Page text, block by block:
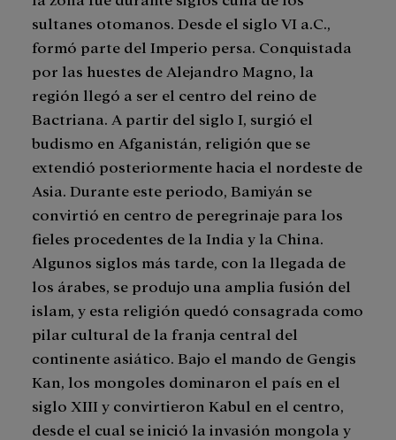
sultanes otomanos. Desde el siglo VI a.C.,
formó parte del Imperio persa. Conquistada
por las huestes de Alejandro Magno, la
región llegó a ser el centro del reino de
Bactriana. A partir del siglo I, surgió el
budismo en Afganistán, religión que se
extendió posteriormente hacia el nordeste de
Asia. Durante este periodo, Bamiyán se
convirtió en centro de peregrinaje para los
fieles procedentes de la India y la China.
Algunos siglos más tarde, con la llegada de
los árabes, se produjo una amplia fusión del
islam, y esta religión quedó consagrada como
pilar cultural de la franja central del
continente asiático. Bajo el mando de Gengis
Kan, los mongoles dominaron el país en el
siglo XIII y convirtieron Kabul en el centro,
desde el cual se inició la invasión mongola y